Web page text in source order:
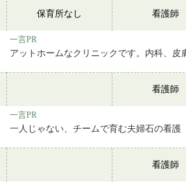
保育所なし 看護師
一言PR
アットホームなクリニックです。内科、皮
看護師
一言PR
一人じゃない、チームで育む夫婦石の看護
看護師